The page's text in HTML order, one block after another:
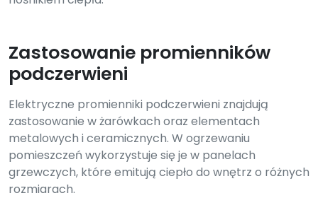
Zastosowanie promienników
podczerwieni
Elektryczne promienniki podczerwieni znajdują
zastosowanie w żarówkach oraz elementach
metalowych i ceramicznych. W ogrzewaniu
pomieszczeń wykorzystuje się je w panelach
grzewczych, które emitują ciepło do wnętrz o różnych
rozmiarach.